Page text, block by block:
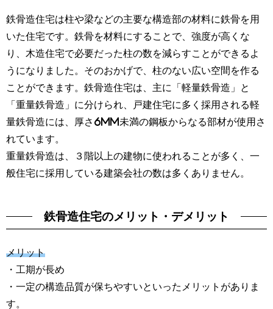
鉄骨造住宅は柱や梁などの主要な構造部の材料に鉄骨を用
いた住宅です。鉄骨を材料にすることで、強度が高くな
り、木造住宅で必要だった柱の数を減らすことができるよ
うになりました。そのおかげで、柱のない広い空間を作る
ことができます。鉄骨造住宅は、主に「軽量鉄骨造」と
「重量鉄骨造」に分けられ、戸建住宅に多く採用される軽
量鉄骨造には、厚さ6mm未満の鋼板からなる部材が使用さ
れています。
重量鉄骨造は、３階以上の建物に使われることが多く、一
般住宅に採用している建築会社の数は多くありません。
鉄骨造住宅のメリット・デメリット
メリット
・工期が長め
・一定の構造品質が保ちやすいといったメリットがありま
す。